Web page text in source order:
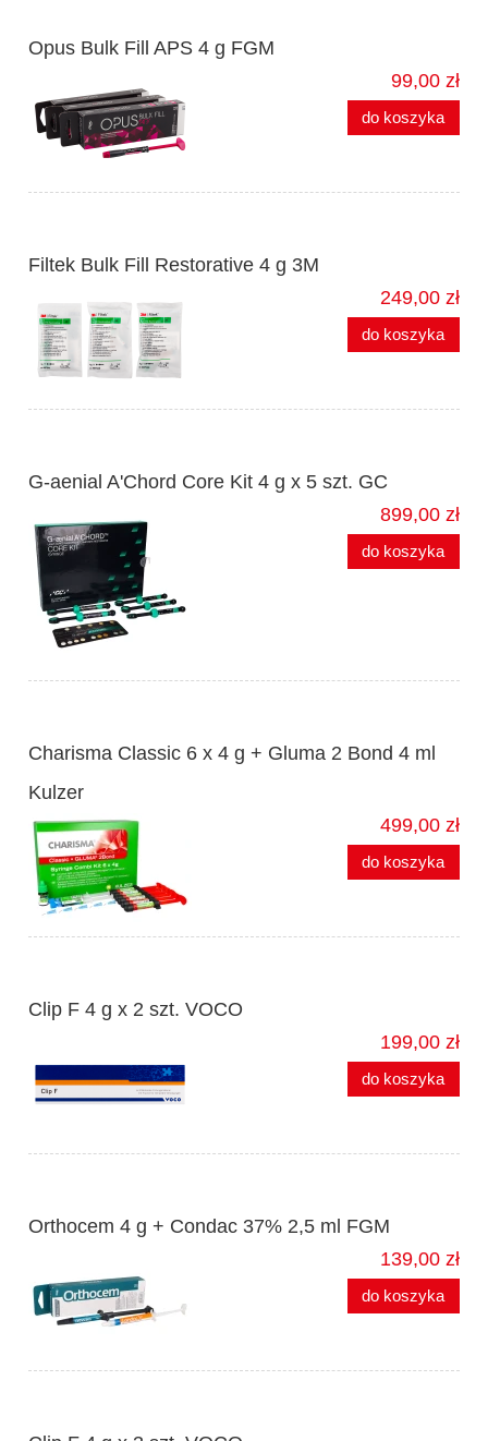
Opus Bulk Fill APS 4 g FGM
99,00 zł
do koszyka
Filtek Bulk Fill Restorative 4 g 3M
249,00 zł
do koszyka
G-aenial A'Chord Core Kit 4 g x 5 szt. GC
899,00 zł
do koszyka
Charisma Classic 6 x 4 g + Gluma 2 Bond 4 ml
Kulzer
499,00 zł
do koszyka
Clip F 4 g x 2 szt. VOCO
199,00 zł
do koszyka
Orthocem 4 g + Condac 37% 2,5 ml FGM
139,00 zł
do koszyka